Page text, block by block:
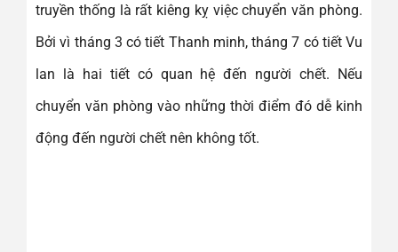
truyền thống là rất kiêng kỵ việc chuyển văn phòng.
Bởi vì tháng 3 có tiết Thanh minh, tháng 7 có tiết Vu
lan là hai tiết có quan hệ đến người chết. Nếu
chuyển văn phòng vào những thời điểm đó dễ kinh
động đến người chết nên không tốt.